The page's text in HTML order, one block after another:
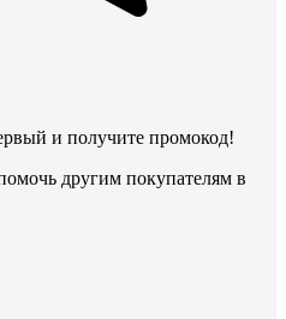
и получите промокод!
другим покупателям в